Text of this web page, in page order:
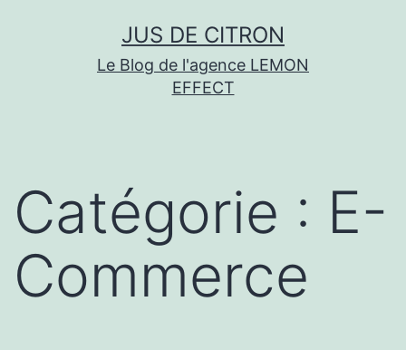
JUS DE CITRON
Le Blog de l'agence LEMON
EFFECT
Catégorie : E-
Commerce